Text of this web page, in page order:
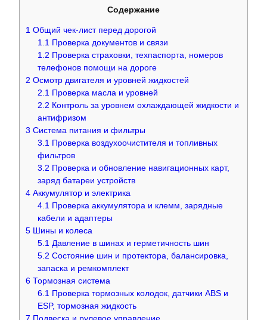
Содержание
1 Общий чек-лист перед дорогой
1.1 Проверка документов и связи
1.2 Проверка страховки, техпаспорта, номеров
телефонов помощи на дороге
2 Осмотр двигателя и уровней жидкостей
2.1 Проверка масла и уровней
2.2 Контроль за уровнем охлаждающей жидкости и
антифризом
3 Система питания и фильтры
3.1 Проверка воздухоочистителя и топливных
фильтров
3.2 Проверка и обновление навигационных карт,
заряд батареи устройств
4 Аккумулятор и электрика
4.1 Проверка аккумулятора и клемм, зарядные
кабели и адаптеры
5 Шины и колеса
5.1 Давление в шинах и герметичность шин
5.2 Состояние шин и протектора, балансировка,
запаска и ремкомплект
6 Тормозная система
6.1 Проверка тормозных колодок, датчики ABS и
ESP, тормозная жидкость